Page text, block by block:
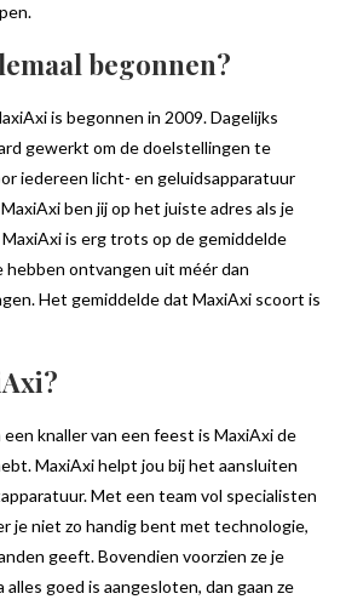
begonnen?
is begonnen in 2009. Dagelijks
gewerkt om de doelstellingen te
iedereen licht- en geluidsapparatuur
ben jij op het juiste adres als je
is erg trots op de gemiddelde
hebben ontvangen uit méér dan
Het gemiddelde dat MaxiAxi scoort is
knaller van een feest is MaxiAxi de
MaxiAxi helpt jou bij het aansluiten
Met een team vol specialisten
je niet zo handig bent met technologie,
geeft. Bovendien voorzien ze je
alles goed is aangesloten, dan gaan ze